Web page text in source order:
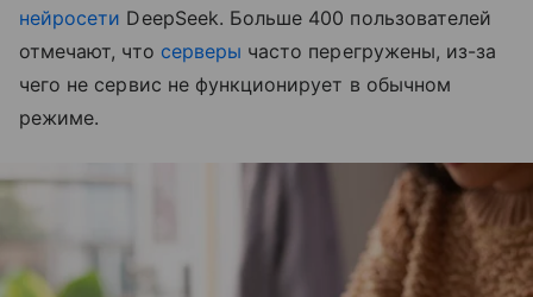
нейросети DeepSeek. Больше 400 пользователей
отмечают, что серверы часто перегружены, из-за
чего не сервис не функционирует в обычном
режиме.